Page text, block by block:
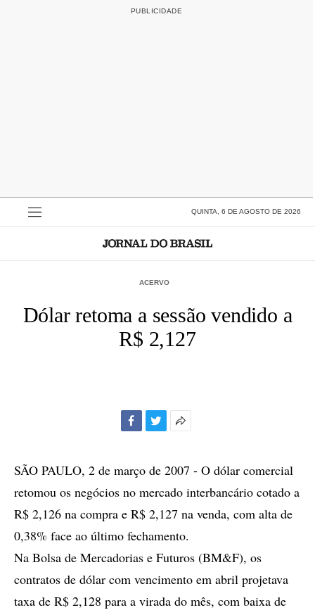
QUINTA, 6 DE AGOSTO DE 2026
ACERVO
Dólar retoma a sessão vendido a
R$ 2,127
compartilhamento
SÃO PAULO, 2 de março de 2007 - O dólar comercial
retomou os negócios no mercado interbancário cotado a
R$ 2,126 na compra e R$ 2,127 na venda, com alta de
0,38% face ao último fechamento.
Na Bolsa de Mercadorias e Futuros (BM&F), os
contratos de dólar com vencimento em abril projetava
taxa de R$ 2,128 para a virada do mês, com baixa de